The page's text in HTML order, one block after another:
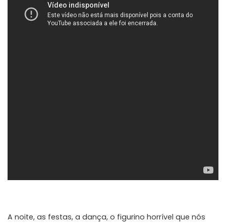
A noite, as festas, a dança, o figurino horrível que nós